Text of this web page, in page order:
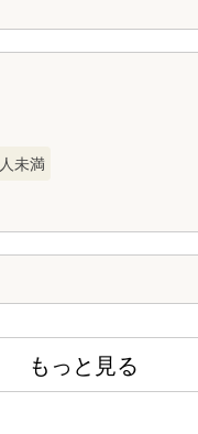
人未満
もっと見る